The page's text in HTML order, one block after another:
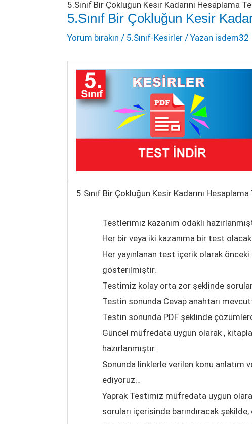
5.Sınıf Bir Çokluğun Kesir Kadarını Hesaplama
5.Sınıf Bir Çokluğun Kesir
Yorum bırakın / 5.Sınıf-Kesirler / Yazan isdem32
5.Sınıf Bir Çokluğun Kesir Kadarını
Testlerimiz kazanım odaklı
Her bir veya iki kazanıma bir test
Her yayınlanan test içerik olarak
gösterilmiştir.
Testimiz kolay orta zor şeklinde
Testin sonunda Cevap anahtarı
Testin sonunda PDF şeklinde
Güncel müfredata uygun olarak ,
hazırlanmıştır.
Sonunda linklerle verilen konu anlatım
ediyoruz…
Yaprak Testimiz müfredata uygun
soruları içerisinde barındıracak